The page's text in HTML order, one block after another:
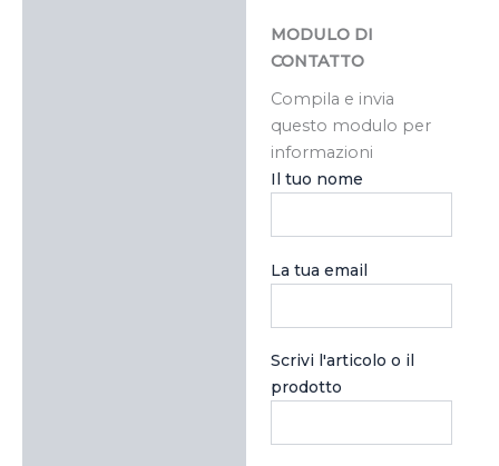
MODULO DI
CONTATTO
Compila e invia
questo modulo per
informazioni
Il tuo nome
La tua email
Scrivi l'articolo o il
prodotto